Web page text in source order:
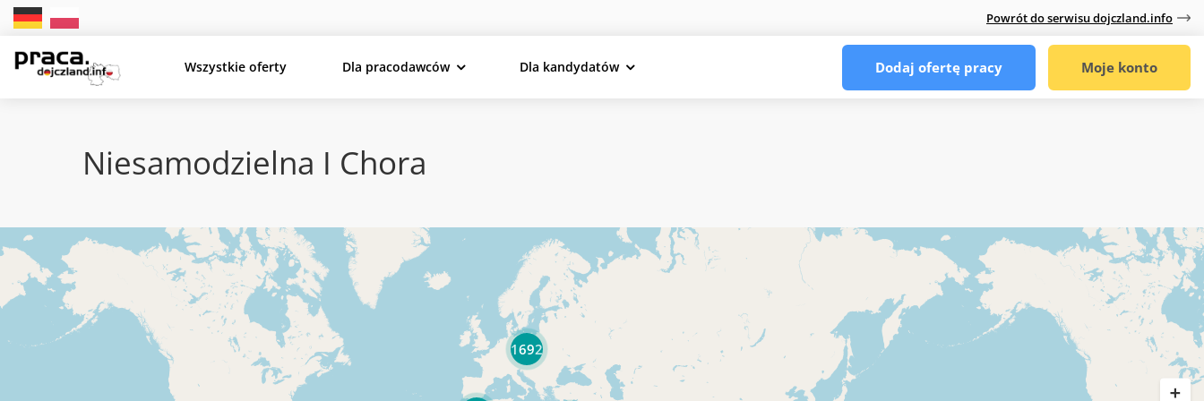
Powrót do serwisu dojczland.info
Wszystkie oferty Dla pracodawców Dla kandydatów Dodaj ofertę pracy Moje konto
Niesamodzielna I Chora
1692